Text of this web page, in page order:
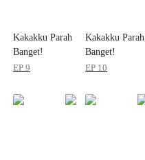
Kakakku Parah
Banget!
EP 9
Kakakku Parah
Banget!
EP 10